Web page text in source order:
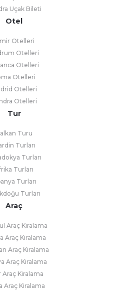
Uçak Bileti
Otel
Otelleri
Otelleri
Otelleri
Otelleri
Otelleri
Otelleri
Tur
Turu
Turları
Turları
Turları
Turları
Turları
Araç
Araç Kiralama
Araç Kiralama
Araç Kiralama
Araç Kiralama
Araç Kiralama
Araç Kiralama